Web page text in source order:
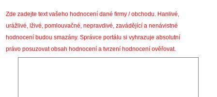
Zde zadejte text vašeho hodnocení dané firmy / obchodu. Hanlivé,
urážlivé, lživé, pomlouvačné, nepravdivé, zavádějící a nenávistné
hodnocení budou smazány. Správce portálu si vyhrazuje absolutní
právo posuzovat obsah hodnocení a tvrzení hodnocení ověřovat.